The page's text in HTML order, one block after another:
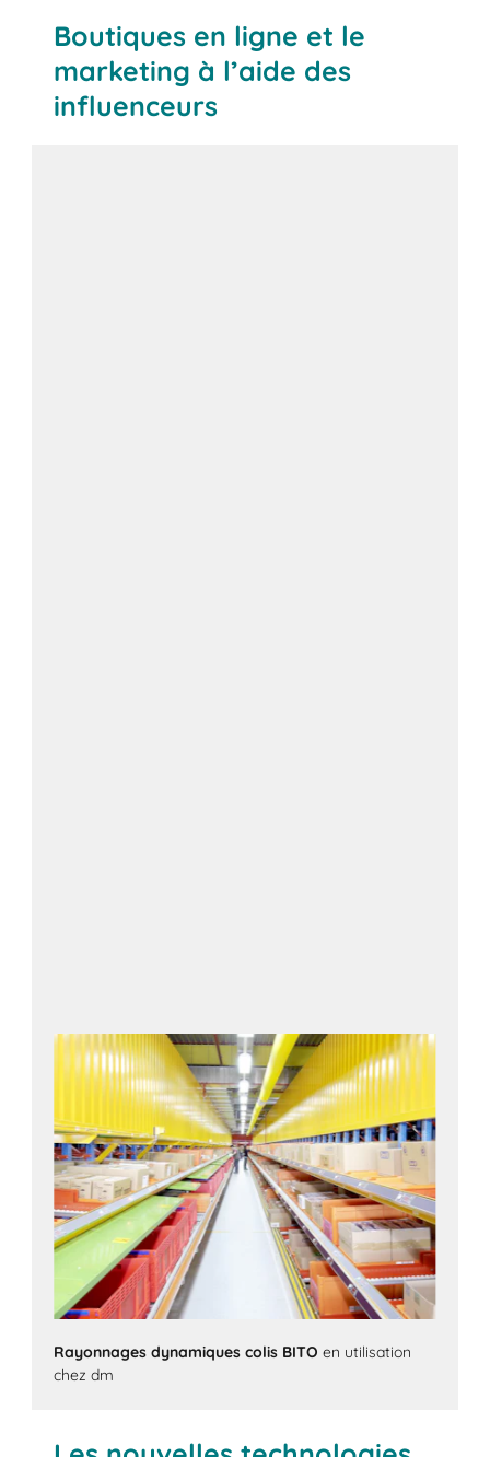
Boutiques en ligne et le
marketing à l’aide des
influenceurs
Rayonnages dynamiques colis BITO en utilisation
chez dm